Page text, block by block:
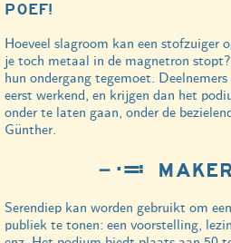
POEF!
Hoeveel slagroom kan een stofzuiger
je toch metaal in de magnetron
hun ondergang tegemoet.
eerst werkend, en krijgen dan het
onder te laten gaan, onder de
Günther.
－⋅≕
Serendiep kan worden gebruikt om
publiek te tonen: een voorstelling,